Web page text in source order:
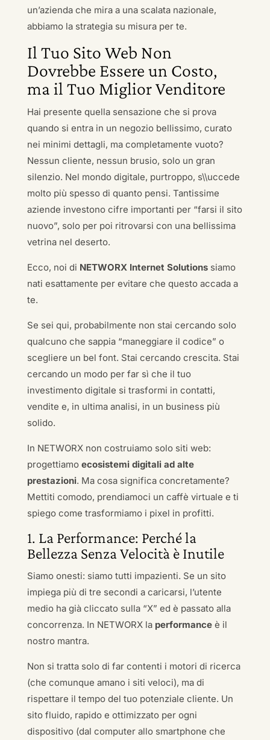
un’azienda che mira a una scalata nazionale,
abbiamo la strategia su misura per te.
Il Tuo Sito Web Non
Dovrebbe Essere un Costo,
ma il Tuo Miglior Venditore
Hai presente quella sensazione che si prova
quando si entra in un negozio bellissimo, curato
nei minimi dettagli, ma completamente vuoto?
Nessun cliente, nessun brusio, solo un gran
silenzio. Nel mondo digitale, purtroppo, s\\uccede
molto più spesso di quanto pensi. Tantissime
aziende investono cifre importanti per “farsi il sito
nuovo”, solo per poi ritrovarsi con una bellissima
vetrina nel deserto.
Ecco, noi di NETWORX Internet Solutionssiamo
nati esattamente per evitare che questo accada a
te.
Se sei qui, probabilmente non stai cercando solo
qualcuno che sappia “maneggiare il codice” o
scegliere un bel font. Stai cercando crescita. Stai
cercando un modo per far sì che il tuo
investimento digitale si trasformi in contatti,
vendite e, in ultima analisi, in un business più
solido.
In NETWORX non costruiamo solo siti web:
progettiamo ecosistemi digitali ad alte
prestazioni. Ma cosa significa concretamente?
Mettiti comodo, prendiamoci un caffè virtuale e ti
spiego come trasformiamo i pixel in profitti.
1. La Performance: Perché la
Bellezza Senza Velocità è Inutile
Siamo onesti: siamo tutti impazienti. Se un sito
impiega più di tre secondi a caricarsi, l’utente
medio ha già cliccato sulla “X” ed è passato alla
concorrenza. In NETWORX la performanceè il
nostro mantra.
Non si tratta solo di far contenti i motori di ricerca
(che comunque amano i siti veloci), ma di
rispettare il tempo del tuo potenziale cliente. Un
sito fluido, rapido e ottimizzato per ogni
dispositivo (dal computer allo smartphone che